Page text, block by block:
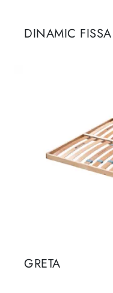
DINAMIC FISSA
GRETA